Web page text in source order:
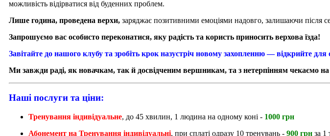
можливість відірватися від буденних проблем.
Лише година, проведена верхи, заряджає позитивними емоціями надовго, залишаючи після
Запрошуємо вас особисто переконатися, яку радість та користь приносить верхова їзда!
Завітайте до нашого клубу та зробіть крок назустріч новому захопленню — відкрийте для
Ми завжди раді, як новачкам, так й досвідченим вершникам, та з нетерпінням чекаємо на
Наші послуги та ціни:
Тренування індивідуальне, до 45 хвилин, 1 людина на одному коні - 1000 грн
Абонемент на Тренування індивідуальні, при сплаті одразу 10 тренувань - 900 грн за 1